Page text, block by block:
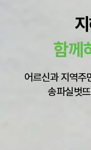
함께
어르신과 지역주
송파실벗